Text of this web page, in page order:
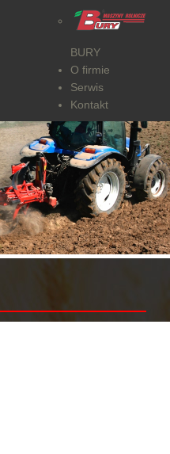
BURY
O firmie
Serwis
Kontakt